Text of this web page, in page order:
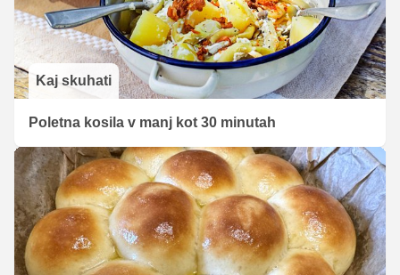
Kaj skuhati
Poletna kosila v manj kot 30 minutah